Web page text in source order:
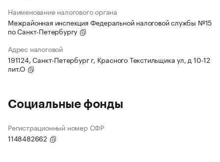
Наименование налогового органа
Межрайонная инспекция Федеральной налоговой службы №15
по Санкт-Петербургу
Адрес налоговой
191124, Санкт-Петербург г, Красного Текстильщика ул, д 10-12
лит.О
Социальные фонды
Регистрационный номер СФР
1148482662